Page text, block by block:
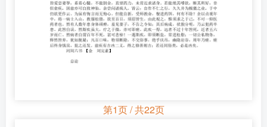
第1页 / 共22页